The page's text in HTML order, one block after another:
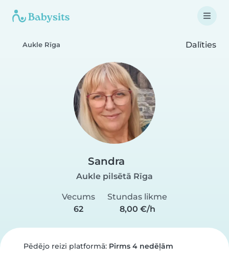
Aukle Rīga Dalīties
Sandra
Aukle pilsētā Rīga
Vecums
62
Stundas likme
8,00 €/h
Pēdējo reizi platformā: Pirms 4 nedēļām